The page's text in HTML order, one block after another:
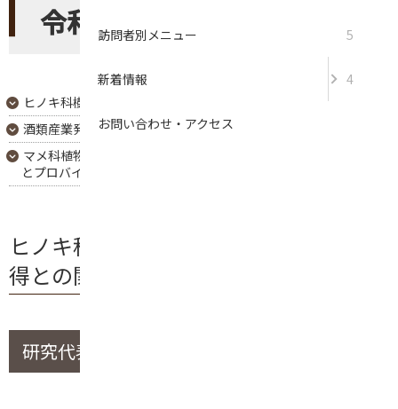
令和7年度
ヒノキ科樹木における加齢と耐病性獲得との関係
酒類産業発展のための発酵学・栽培学・酒育の融合
マメ科植物を鍵とした植物－微生物間コミュニケーションの解読
とプロバイオティクス創出
ヒノキ科樹木における加齢と耐病性獲
得との関係
研究代表者：鳥取大学 岩永 史子 講師
5
訪問者別メニュー
新着情報 4
お問い合わせ・アクセス